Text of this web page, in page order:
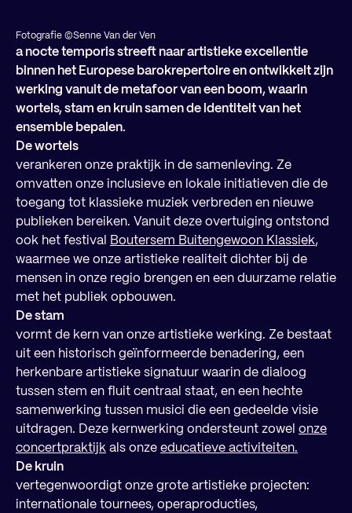
a nocte temporis streeft naar artistieke excellentie
binnen het Europese barokrepertoire en ontwikkelt zijn
werking vanuit de metafoor van een boom, waarin
wortels, stam en kruin samen de identiteit van het
ensemble bepalen.
De wortels
verankeren onze praktijk in de samenleving. Ze
omvatten onze inclusieve en lokale initiatieven die de
toegang tot klassieke muziek verbreden en nieuwe
publieken bereiken. Vanuit deze overtuiging ontstond
ook het festival Boutersem Buitengewoon Klassiek,
waarmee we onze artistieke realiteit dichter bij de
mensen in onze regio brengen en een duurzame relatie
met het publiek opbouwen.
De stam
vormt de kern van onze artistieke werking. Ze bestaat
uit een historisch geïnformeerde benadering, een
herkenbare artistieke signatuur waarin de dialoog
tussen stem en fluit centraal staat, en een hechte
samenwerking tussen musici die een gedeelde visie
uitdragen. Deze kernwerking ondersteunt zowel onze
concertpraktijkals onzeeducatieve activiteiten.
De kruin
vertegenwoordigt onze grote artistieke projecten:
internationale tournees, operaproducties,
Fotografie ©Senne Van der Ven